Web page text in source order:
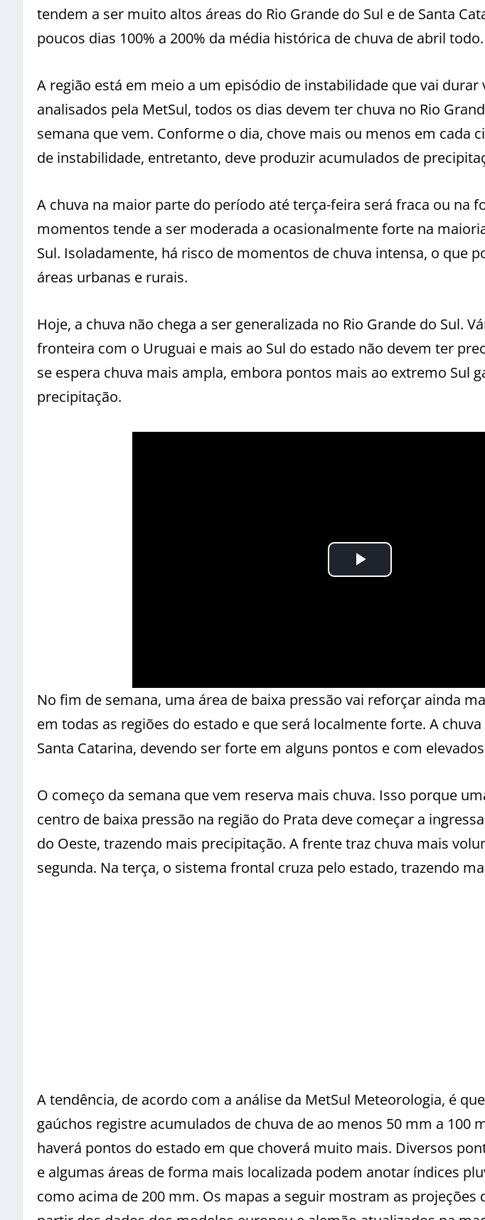
tendem a ser muito altos áreas do Rio Grande do Sul e de Santa
poucos dias 100% a 200% da média histórica de chuva de abril todo.
A região está em meio a um episódio de instabilidade que vai durar
analisados pela MetSul, todos os dias devem ter chuva no Rio
semana que vem. Conforme o dia, chove mais ou menos em cada
de instabilidade, entretanto, deve produzir acumulados de
A chuva na maior parte do período até terça-feira será fraca ou na
momentos tende a ser moderada a ocasionalmente forte na
Sul. Isoladamente, há risco de momentos de chuva intensa, o que
áreas urbanas e rurais.
Hoje, a chuva não chega a ser generalizada no Rio Grande do Sul.
fronteira com o Uruguai e mais ao Sul do estado não devem ter
se espera chuva mais ampla, embora pontos mais ao extremo Sul
precipitação.
No fim de semana, uma área de baixa pressão vai reforçar ainda
em todas as regiões do estado e que será localmente forte. A
Santa Catarina, devendo ser forte em alguns pontos e com
O começo da semana que vem reserva mais chuva. Isso porque
centro de baixa pressão na região do Prata deve começar a
do Oeste, trazendo mais precipitação. A frente traz chuva mais
segunda. Na terça, o sistema frontal cruza pelo estado, trazendo
A tendência, de acordo com a análise da MetSul Meteorologia, é
gaúchos registre acumulados de chuva de ao menos 50 mm a 100
haverá pontos do estado em que choverá muito mais. Diversos
e algumas áreas de forma mais localizada podem anotar índices
como acima de 200 mm. Os mapas a seguir mostram as projeções